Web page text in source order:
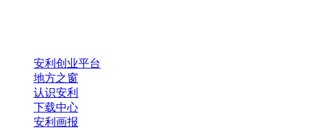
安利创业平台
地方之窗
认识安利
下载中心
安利画报